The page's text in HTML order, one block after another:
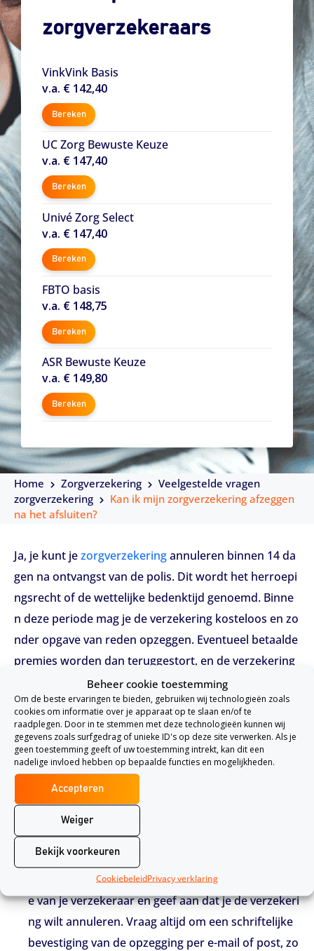
Beheer cookie toestemming
Om de beste ervaringen te bieden, gebruiken wij technologieën zoals
cookies om informatie over je apparaat op te slaan en/of te
raadplegen. Door in te stemmen met deze technologieën kunnen wij
gegevens zoals surfgedrag of unieke ID's op deze site verwerken. Als je
geen toestemming geeft of uw toestemming intrekt, kan dit een
nadelige invloed hebben op bepaalde functies en mogelijkheden.
Accepteren
Weiger
Bekijk voorkeuren
CookiebeleidPrivacy verklaring
zorgverzekeraars
VinkVink Basis
v.a. € 142,40
Bereken
UC Zorg Bewuste Keuze
v.a. € 147,40
Bereken
Univé Zorg Select
v.a. € 147,40
Bereken
FBTO basis
v.a. € 148,75
Bereken
ASR Bewuste Keuze
v.a. € 149,80
Bereken
Home Zorgverzekering
Veelgestelde vragen
zorgverzekering
Kan ik mijn zorgverzekering afzeggen
na het afsluiten?
Ja, je kunt jezorgverzekeringannuleren binnen 14 da
gen na ontvangst van de polis. Dit wordt het herroepi
ngsrecht of de wettelijke bedenktijd genoemd. Binne
n deze periode mag je de verzekering kosteloos en zo
nder opgave van reden opzeggen. Eventueel betaalde
premies worden dan teruggestort, en de verzekering
wordt beschouwd als niet afgesloten.
Hoe annuleer je je zorgverzekering?
Je kunt de annulering op twee manieren doorgeven a
an je zorgverzekeraar:
Schriftelijk:Stuur een e-mail of brief waarin je duid
elijk aangeeft dat je de verzekering wilt annuleren.
Vermeld je persoonlijke gegevens, klantnummer e
n om welke verzekering het gaat.
Neem contact op met de klantenservic
e van je verzekeraar en geef aan dat je de verzekeri
ng wilt annuleren. Vraag altijd om een schriftelijke
bevestiging van de opzegging per e-mail of post, zo